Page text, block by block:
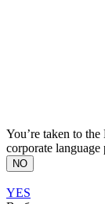
You’re taken to the
corporate language
NO
YES